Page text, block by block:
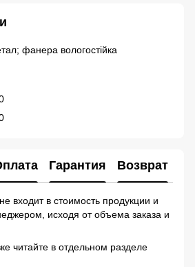
фанера вологостійка
Гарантия Возврат
входит в стоимость продукции и
исходя от объема заказа и
читайте в отдельном разделе